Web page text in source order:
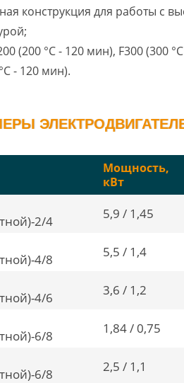
конструкция для работы с
(200 °C - 120 мин), F300 (300
- 120 мин).
Мощность,
кВт
2/4
5,9 / 1,45
4/8
5,5 / 1,4
4/6
3,6 / 1,2
6/8
1,84 / 0,75
6/8
2,5 / 1,1